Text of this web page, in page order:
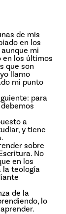
de mis
en los
mi
en los últimos
que son
llamo
mi punto
para
a
y tiene
sobre
No
en los
la teología
de la
lo